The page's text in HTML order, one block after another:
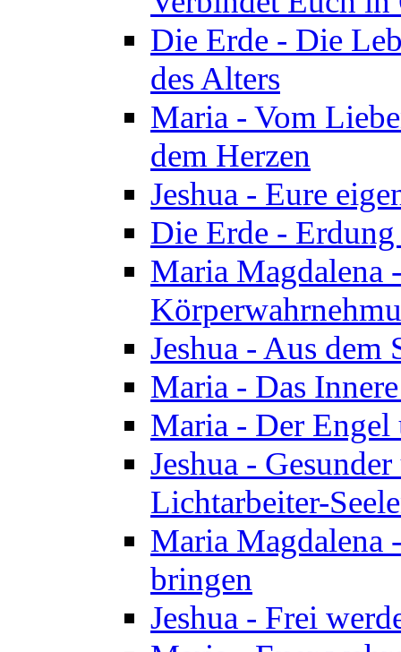
Die Erde - Die
des Alters
Maria - Vom
dem Herzen
Jeshua - Eure
Die Erde -
Maria Magdalena
Jeshua - Aus dem
Maria - Das
Maria - Der Engel
Jeshua -
Lichtarbeiter-
Maria Magdalena
bringen
Jeshua - Frei